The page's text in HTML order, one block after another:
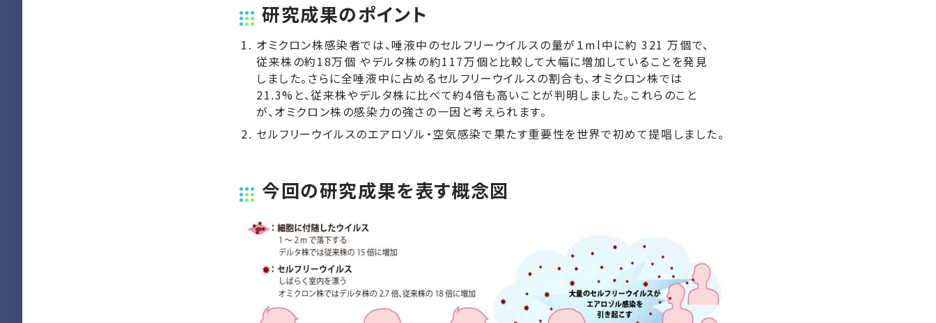
研究成果のポイント
オミクロン株感染者では、唾液中のセルフリーウイルスの量が１ml中に約 321 万個で、
従来株の約18万個 やデルタ株の約117万個と比較して大幅に増加していることを発見
しました。さらに全唾液中に占めるセルフリーウイルスの割合も、オミクロン株では
21.3%と、従来株やデルタ株に比べて約4倍も高いことが判明しました。これらのこと
が、オミクロン株の感染力の強さの一因と考えられます。
セルフリーウイルスのエアロゾル・空気感染で果たす重要性を世界で初めて提唱しました。
今回の研究成果を表す概念図